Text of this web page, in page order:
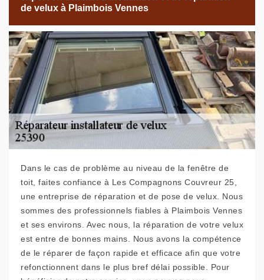
de velux à Plaimbois Vennes
Dans le cas de problème au niveau de la fenêtre de
toit, faites confiance à Les Compagnons Couvreur 25,
une entreprise de réparation et de pose de velux. Nous
sommes des professionnels fiables à Plaimbois Vennes
et ses environs. Avec nous, la réparation de votre velux
est entre de bonnes mains. Nous avons la compétence
de le réparer de façon rapide et efficace afin que votre
refonctionnent dans le plus bref délai possible. Pour